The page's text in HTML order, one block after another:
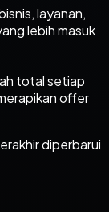
layanan,
lebih masuk
total setiap
offer
diperbarui